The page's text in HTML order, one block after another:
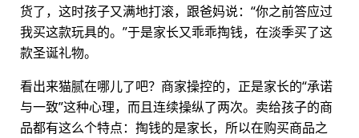
货了，这时孩子又满地打滚，跟爸妈说：“你之前答应过
我买这款玩具的。”于是家长又乖乖掏钱，在淡季买了这
款圣诞礼物。
看出来猫腻在哪儿了吧？商家操控的，正是家长的“承诺
与一致”这种心理，而且连续操纵了两次。卖给孩子的商
品都有这么个特点：掏钱的是家长，所以在购买商品之